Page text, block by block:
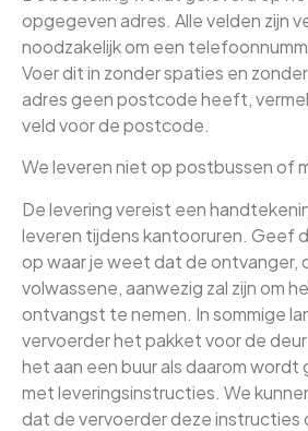
opgegeven adres. Alle velden zijn
noodzakelijk om een
Voer dit in zonder spaties en
adres geen postcode heeft,
veld voor de postcode.
We leveren niet op postbussen of
De levering vereist een
leveren tijdens kantooruren. Geef
op waar je weet dat de ontvanger,
volwassene, aanwezig zal zijn om
ontvangst te nemen. In sommige
vervoerder het pakket voor de
het aan een buur als daarom wordt
met leveringsinstructies. We
dat de vervoerder deze instructies